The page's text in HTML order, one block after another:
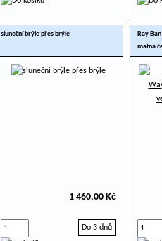
sluneční brýle přes brýle
1 460,00 Kč
Do 3 dnů
Ray
matná